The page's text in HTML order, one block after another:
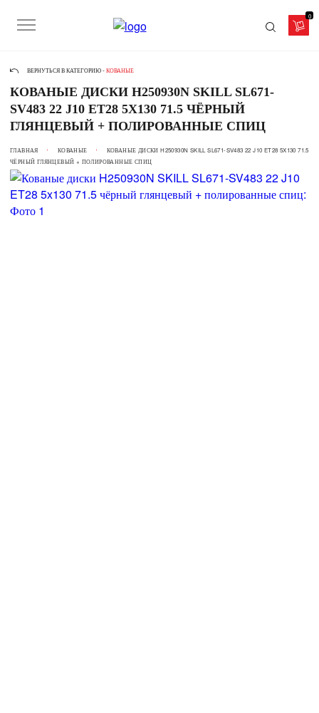
0
ВЕРНУТЬСЯ В КАТЕГОРИЮ - КОВАНЫЕ
КОВАНЫЕ ДИСКИ H250930N SKILL SL671-
SV483 22 J10 ET28 5X130 71.5 ЧЁРНЫЙ
ГЛЯНЦЕВЫЙ + ПОЛИРОВАННЫЕ СПИЦ
ГЛАВНАЯ КОВАНЫЕ
КОВАНЫЕ ДИСКИ H250930N SKILL SL671-SV483 22 J10 ET28 5X130 71.5
ЧЁРНЫЙ ГЛЯНЦЕВЫЙ + ПОЛИРОВАННЫЕ СПИЦ